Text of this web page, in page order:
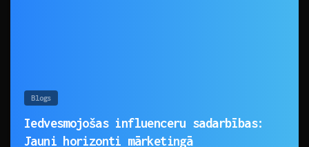
Blogs
Iedvesmojošas influenceru sadarbības:
Jauni horizonti mārketingā